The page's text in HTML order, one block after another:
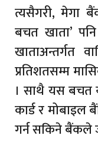
त्यसैगरी, मेगा
बचत खाता’
खाताअन्तर्गत
प्रतिशतसम्म
। साथै यस बचत
कार्ड र मोबाइल
गर्न सकिने बैंकले